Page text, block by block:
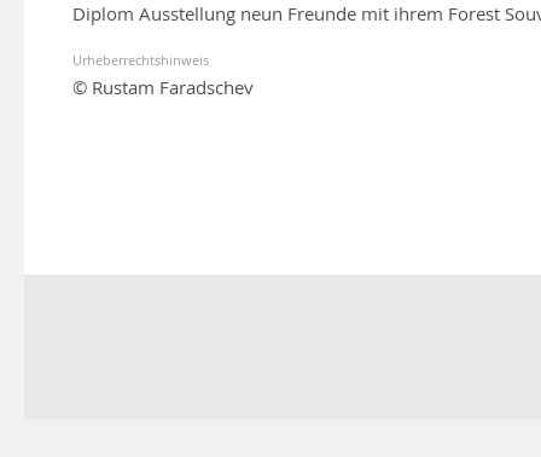
Diplom Ausstellung neun Freunde mit ihrem Forest
Urheberrechtshinweis
© Rustam Faradschev